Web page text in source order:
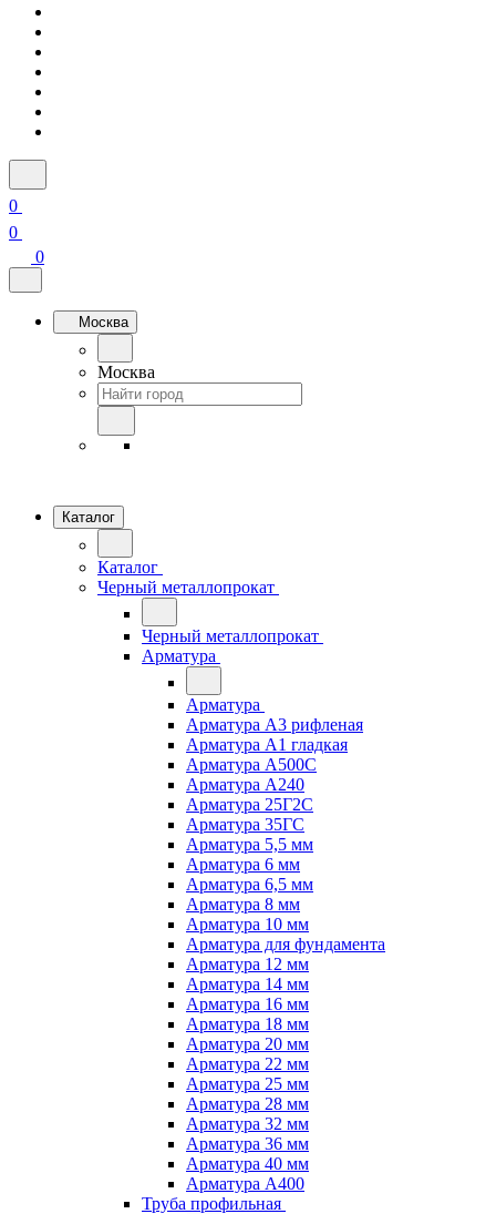
0
0
0
Москва
Москва
Каталог
Каталог
Черный металлопрокат
Черный металлопрокат
Арматура
Арматура
Арматура А3 рифленая
Арматура А1 гладкая
Арматура А500С
Арматура А240
Арматура 25Г2С
Арматура 35ГС
Арматура 5,5 мм
Арматура 6 мм
Арматура 6,5 мм
Арматура 8 мм
Арматура 10 мм
Арматура для фундамента
Арматура 12 мм
Арматура 14 мм
Арматура 16 мм
Арматура 18 мм
Арматура 20 мм
Арматура 22 мм
Арматура 25 мм
Арматура 28 мм
Арматура 32 мм
Арматура 36 мм
Арматура 40 мм
Арматура А400
Труба профильная